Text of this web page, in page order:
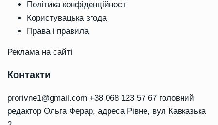
Політика конфіденційності
Користувацька згода
Права і правила
Реклама на сайті
Контакти
prorivne1@gmail.com +38 068 123 57 67 головний
редактор Ольга Ферар, адреса Рівне, вул Кавказька